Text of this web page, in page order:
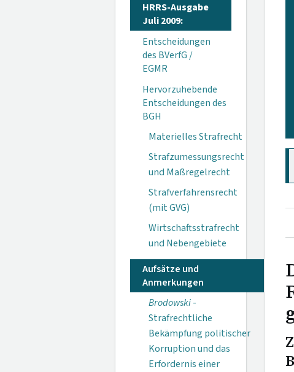
HRRS-Ausgabe
Juli 2009:
Entscheidungen
des BVerfG /
EGMR
Hervorzuhebende
Entscheidungen des
BGH
Materielles Strafrecht
Strafzumessungsrecht
und Maßregelrecht
Strafverfahrensrecht
(mit GVG)
Wirtschaftsstrafrecht
und Nebengebiete
Aufsätze und
Anmerkungen
Brodowski-
Strafrechtliche
Bekämpfung politischer
Korruption und das
Erfordernis einer